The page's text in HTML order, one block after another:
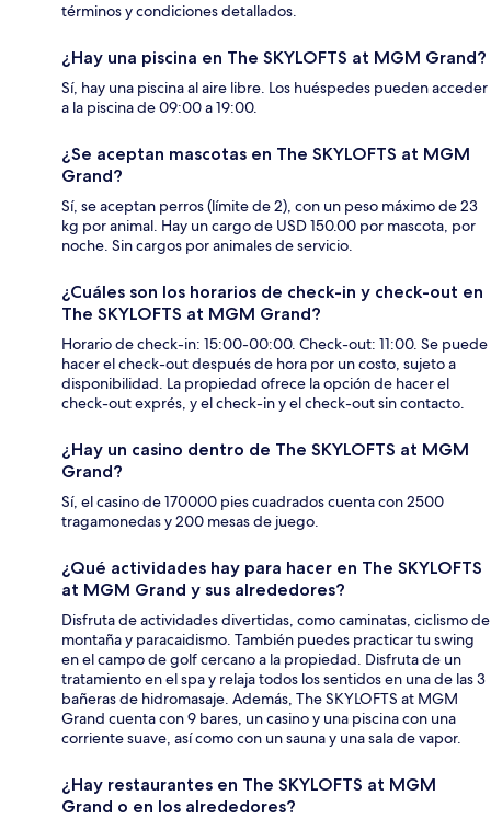
términos y condiciones detallados.
¿Hay una piscina en The SKYLOFTS at MGM Grand?
Sí, hay una piscina al aire libre. Los huéspedes pueden acceder
a la piscina de 09:00 a 19:00.
¿Se aceptan mascotas en The SKYLOFTS at MGM
Grand?
Sí, se aceptan perros (límite de 2), con un peso máximo de 23
kg por animal. Hay un cargo de USD 150.00 por mascota, por
noche. Sin cargos por animales de servicio.
¿Cuáles son los horarios de check-in y check-out en
The SKYLOFTS at MGM Grand?
Horario de check-in: 15:00-00:00. Check-out: 11:00. Se puede
hacer el check-out después de hora por un costo, sujeto a
disponibilidad. La propiedad ofrece la opción de hacer el
check-out exprés, y el check-in y el check-out sin contacto.
¿Hay un casino dentro de The SKYLOFTS at MGM
Grand?
Sí, el casino de 170000 pies cuadrados cuenta con 2500
tragamonedas y 200 mesas de juego.
¿Qué actividades hay para hacer en The SKYLOFTS
at MGM Grand y sus alrededores?
Disfruta de actividades divertidas, como caminatas, ciclismo de
montaña y paracaidismo. También puedes practicar tu swing
en el campo de golf cercano a la propiedad. Disfruta de un
tratamiento en el spa y relaja todos los sentidos en una de las 3
bañeras de hidromasaje. Además, The SKYLOFTS at MGM
Grand cuenta con 9 bares, un casino y una piscina con una
corriente suave, así como con un sauna y una sala de vapor.
¿Hay restaurantes en The SKYLOFTS at MGM
Grand o en los alrededores?